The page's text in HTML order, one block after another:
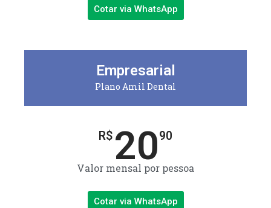
Cotar via WhatsApp
Empresarial
Plano Amil Dental
R$ 2090
Valor mensal por pessoa
Cotar via WhatsApp